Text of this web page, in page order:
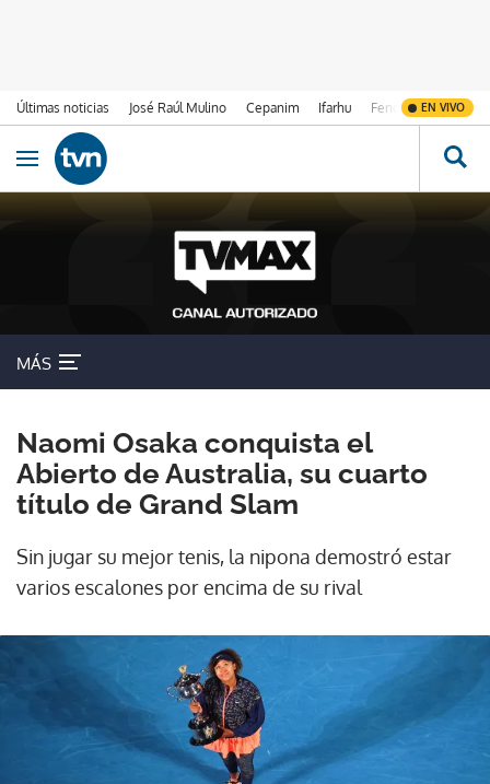
Últimas noticias José Raúl Mulino Cepanim Ifarhu Fenómeno de El
EN VIVO
Ir al contenido
Obrir navegació
MÁS
Naomi Osaka conquista el
Abierto de Australia, su cuarto
título de Grand Slam
Sin jugar su mejor tenis, la nipona demostró estar
varios escalones por encima de su rival